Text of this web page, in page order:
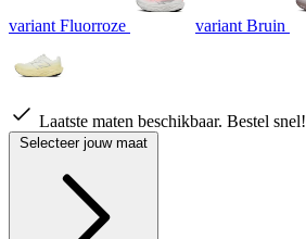
variant Fluorroze variant Bruin
Laatste maten beschikbaar. Bestel snel!
Selecteer jouw maat